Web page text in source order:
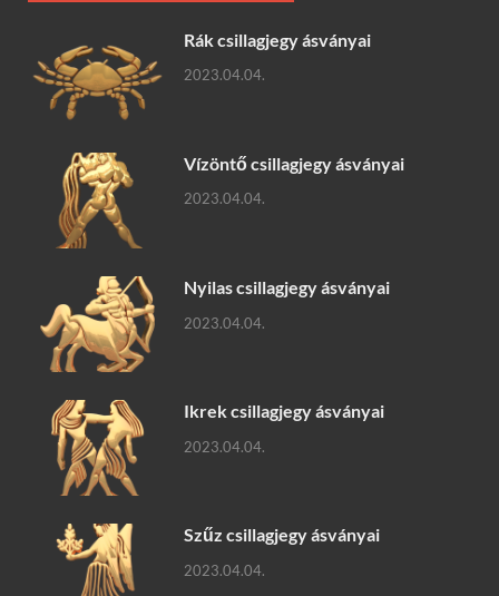
Rák csillagjegy ásványai
2023.04.04.
Vízöntő csillagjegy ásványai
2023.04.04.
Nyilas csillagjegy ásványai
2023.04.04.
Ikrek csillagjegy ásványai
2023.04.04.
Szűz csillagjegy ásványai
2023.04.04.